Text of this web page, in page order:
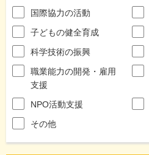
国際協力の活動
子どもの健全育成
科学技術の振興
職業能力の開発・雇用
支援
NPO活動支援
その他